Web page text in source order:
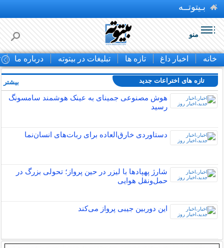
بـیتوتــه
منو
خانه اخبار داغ تازه ها تبلیغات در بیتوته درباره ما
تازه های اختراعات جدید
هوش مصنوعی جمینای به عینک هوشمند سامسونگ
رسید
دستاوردی خارق‌العاده برای ربات‌های انسان‌نما
شارژ پهپادها با لیزر در حین پرواز؛ تحولی بزرگ در
حمل‌ونقل هوایی
این دوربین جیبی پرواز می‌کند
بیشتر